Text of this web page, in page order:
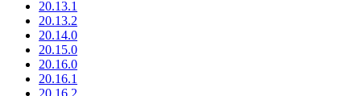
20.13.1
20.13.2
20.14.0
20.15.0
20.16.0
20.16.1
20.16.2